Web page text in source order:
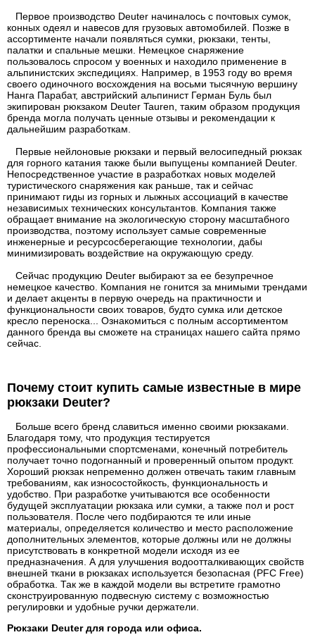
Первое производство Deuter начиналось с почтовых сумок,
конных одеял и навесов для грузовых автомобилей. Позже в
ассортименте начали появляться сумки, рюкзаки, тенты,
палатки и спальные мешки. Немецкое снаряжение
пользовалось спросом у военных и находило применение в
альпинистских экспедициях. Например, в 1953 году во время
своего одиночного восхождения на восьми тысячную вершину
Нанга Парабат, австрийский альпинист Герман Буль был
экипирован рюкзаком Deuter Tauren, таким образом продукция
бренда могла получать ценные отзывы и рекомендации к
дальнейшим разработкам.
Первые нейлоновые рюкзаки и первый велосипедный рюкзак
для горного катания также были выпущены компанией Deuter.
Непосредственное участие в разработках новых моделей
туристического снаряжения как раньше, так и сейчас
принимают гиды из горных и лыжных ассоциаций в качестве
независимых технических консультантов. Компания также
обращает внимание на экологическую сторону масштабного
производства, поэтому использует самые современные
инженерные и ресурсосберегающие технологии, дабы
минимизировать воздействие на окружающую среду.
Сейчас продукцию Deuter выбирают за ее безупречное
немецкое качество. Компания не гонится за мнимыми трендами
и делает акценты в первую очередь на практичности и
функциональности своих товаров, будто сумка или детское
кресло переноска... Ознакомиться с полным ассортиментом
данного бренда вы сможете на страницах нашего сайта прямо
сейчас.
Почему стоит купить самые известные в мире
рюкзаки Deuter?
Больше всего бренд славиться именно своими рюкзаками.
Благодаря тому, что продукция тестируется
профессиональными спортсменами, конечный потребитель
получает точно подогнанный и проверенный опытом продукт.
Хороший рюкзак непременно должен отвечать таким главным
требованиям, как износостойкость, функциональность и
удобство. При разработке учитываются все особенности
будущей эксплуатации рюкзака или сумки, а также пол и рост
пользователя. После чего подбираются те или иные
материалы, определяется количество и место расположение
дополнительных элементов, которые должны или не должны
присутствовать в конкретной модели исходя из ее
предназначения. А для улучшения водоотталкивающих свойств
внешней ткани в рюкзаках используется безопасная (PFC Free)
обработка. Так же в каждой модели вы встретите грамотно
сконструированную подвесную систему с возможностью
регулировки и удобные ручки держатели.
Рюкзаки Deuter для города или офиса.